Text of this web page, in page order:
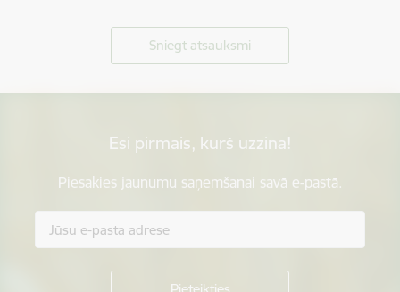
Sniegt atsauksmi
Esi pirmais, kurš uzzina!
Piesakies jaunumu saņemšanai savā e-pastā.